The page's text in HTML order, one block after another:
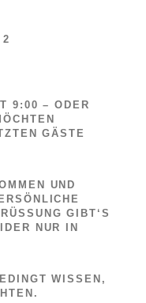
9:00 – ODER
GÄSTE
UND
GIBT‘S E
NUR IN B
WISSEN,